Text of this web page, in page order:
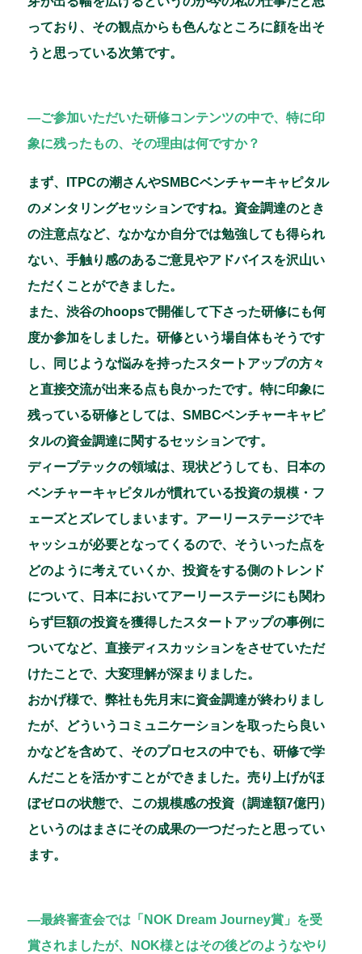
っており、その観点からも色んなところに顔を出そ
うと思っている次第です。
―ご参加いただいた研修コンテンツの中で、特に印
象に残ったもの、その理由は何ですか？
まず、ITPCの潮さんやSMBCベンチャーキャピタル
のメンタリングセッションですね。資金調達のとき
の注意点など、なかなか自分では勉強しても得られ
ない、手触り感のあるご意見やアドバイスを沢山い
ただくことができました。
また、渋谷のhoopsで開催して下さった研修にも何
度か参加をしました。研修という場自体もそうです
し、同じような悩みを持ったスタートアップの方々
と直接交流が出来る点も良かったです。特に印象に
残っている研修としては、SMBCベンチャーキャピ
タルの資金調達に関するセッションです。
ディープテックの領域は、現状どうしても、日本の
ベンチャーキャピタルが慣れている投資の規模・フ
ェーズとズレてしまいます。アーリーステージでキ
ャッシュが必要となってくるので、そういった点を
どのように考えていくか、投資をする側のトレンド
について、日本においてアーリーステージにも関わ
らず巨額の投資を獲得したスタートアップの事例に
ついてなど、直接ディスカッションをさせていただ
けたことで、大変理解が深まりました。
おかげ様で、弊社も先月末に資金調達が終わりまし
たが、どういうコミュニケーションを取ったら良い
かなどを含めて、そのプロセスの中でも、研修で学
んだことを活かすことができました。売り上げがほ
ぼゼロの状態で、この規模感の投資（調達額7億円）
というのはまさにその成果の一つだったと思ってい
ます。
―最終審査会では「NOK Dream Journey賞」を受
賞されましたが、NOK様とはその後どのようなやり